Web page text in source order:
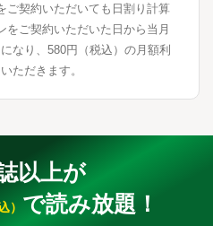
ご契約いただいても日割り計算
をご契約いただいた日から当月
なり、580円（税込）の月額利
ただきます。
以上が
） で読み放題！